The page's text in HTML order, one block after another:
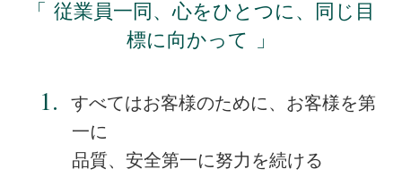
従業員一同、心をひとつに、同じ目
標に向かって
すべてはお客様のために、お客様を第
一に
品質、安全第一に努力を続ける